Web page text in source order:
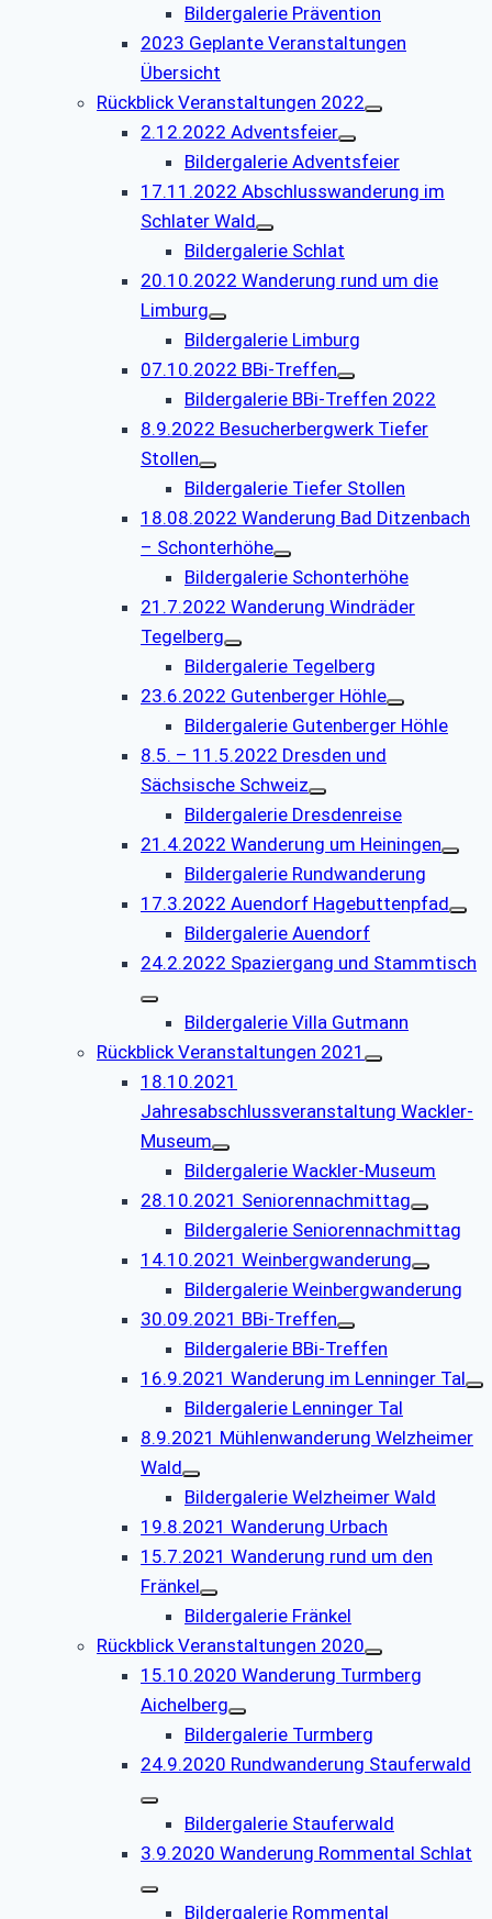
Bildergalerie Prävention
2023 Geplante Veranstaltungen
Übersicht
Rückblick Veranstaltungen 2022
2.12.2022 Adventsfeier
Bildergalerie Adventsfeier
17.11.2022 Abschlusswanderung im
Schlater Wald
Bildergalerie Schlat
20.10.2022 Wanderung rund um die
Limburg
Bildergalerie Limburg
07.10.2022 BBi-Treffen
Bildergalerie BBi-Treffen 2022
8.9.2022 Besucherbergwerk Tiefer
Stollen
Bildergalerie Tiefer Stollen
18.08.2022 Wanderung Bad Ditzenbach
– Schonterhöhe
Bildergalerie Schonterhöhe
21.7.2022 Wanderung Windräder
Tegelberg
Bildergalerie Tegelberg
23.6.2022 Gutenberger Höhle
Bildergalerie Gutenberger Höhle
8.5. – 11.5.2022 Dresden und
Sächsische Schweiz
Bildergalerie Dresdenreise
21.4.2022 Wanderung um Heiningen
Bildergalerie Rundwanderung
17.3.2022 Auendorf Hagebuttenpfad
Bildergalerie Auendorf
24.2.2022 Spaziergang und Stammtisch
Bildergalerie Villa Gutmann
Rückblick Veranstaltungen 2021
18.10.2021
Jahresabschlussveranstaltung Wackler-
Museum
Bildergalerie Wackler-Museum
28.10.2021 Seniorennachmittag
Bildergalerie Seniorennachmittag
14.10.2021 Weinbergwanderung
Bildergalerie Weinbergwanderung
30.09.2021 BBi-Treffen
Bildergalerie BBi-Treffen
16.9.2021 Wanderung im Lenninger Tal
Bildergalerie Lenninger Tal
8.9.2021 Mühlenwanderung Welzheimer
Wald
Bildergalerie Welzheimer Wald
19.8.2021 Wanderung Urbach
15.7.2021 Wanderung rund um den
Fränkel
Bildergalerie Fränkel
Rückblick Veranstaltungen 2020
15.10.2020 Wanderung Turmberg
Aichelberg
Bildergalerie Turmberg
24.9.2020 Rundwanderung Stauferwald
Bildergalerie Stauferwald
3.9.2020 Wanderung Rommental Schlat
Bildergalerie Rommental